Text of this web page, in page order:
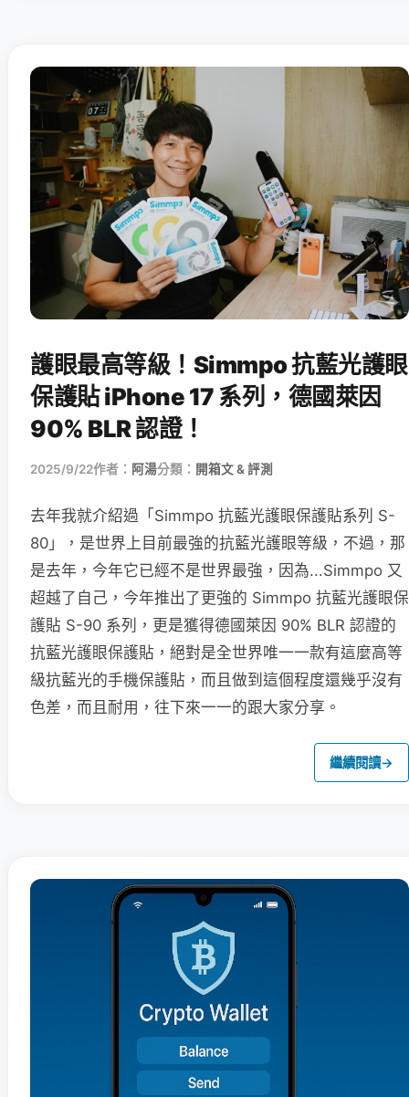
護眼最高等級！Simmpo 抗藍光護眼
保護貼 iPhone 17 系列，德國萊因
90% BLR 認證！
2025/9/22作者： 阿湯分類： 開箱文 & 評測
去年我就介紹過「Simmpo 抗藍光護眼保護貼系列 S-
80」，是世界上目前最強的抗藍光護眼等級，不過，那
是去年，今年它已經不是世界最強，因為...Simmpo 又
超越了自己，今年推出了更強的 Simmpo 抗藍光護眼保
護貼 S-90 系列，更是獲得德國萊因 90% BLR 認證的
抗藍光護眼保護貼，絕對是全世界唯一一款有這麼高等
級抗藍光的手機保護貼，而且做到這個程度還幾乎沒有
色差，而且耐用，往下來一一的跟大家分享。
繼續閱讀→